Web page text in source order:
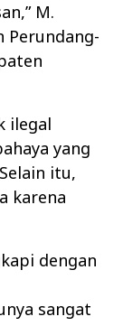
M.
Perundang-
ilegal
yang
itu,
karena
dengan
sangat